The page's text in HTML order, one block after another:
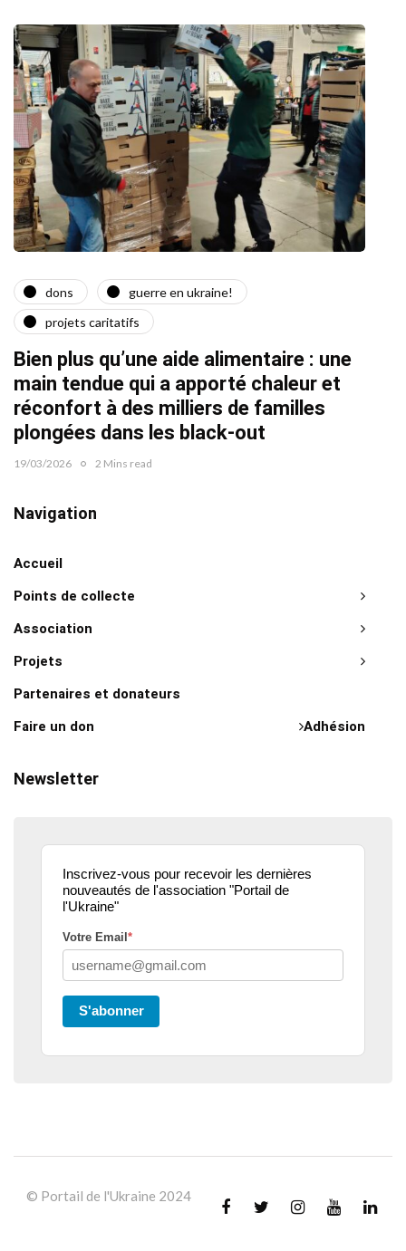
dons
guerre en ukraine!
projets caritatifs
Bien plus qu’une aide alimentaire : une
main tendue qui a apporté chaleur et
réconfort à des milliers de familles
plongées dans les black-out
19/03/2026 2 Mins read
Navigation
Accueil
Points de collecte
Association
Projets
Partenaires et donateurs
Adhésion
Faire un don
Newsletter
Inscrivez-vous pour recevoir les dernières
nouveautés de l'association "Portail de
l'Ukraine"
Votre Email *
S'abonner
© Portail de l'Ukraine 2024